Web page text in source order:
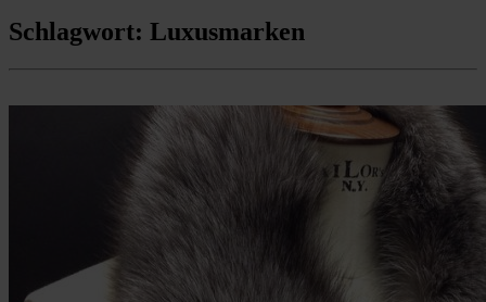
Schlagwort: Luxusmarken